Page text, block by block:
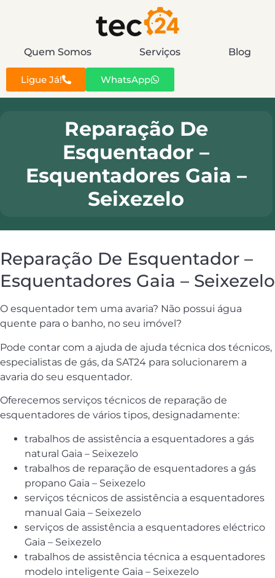
Quem Somos Serviços Blog
Ligue Já! WhatsApp
Reparação De
Esquentador –
Esquentadores Gaia –
Seixezelo
Reparação De Esquentador –
Esquentadores Gaia – Seixezelo
O esquentador tem uma avaria? Não possui água
quente para o banho, no seu imóvel?
Pode contar com a ajuda de ajuda técnica dos técnicos,
especialistas de gás, da SAT24 para solucionarem a
avaria do seu esquentador.
Oferecemos serviços técnicos de reparação de
esquentadores de vários tipos, designadamente:
trabalhos de assistência a esquentadores a gás
natural Gaia – Seixezelo
trabalhos de reparação de esquentadores a gás
propano Gaia – Seixezelo
serviços técnicos de assistência a esquentadores
manual Gaia – Seixezelo
serviços de assistência a esquentadores eléctrico
Gaia – Seixezelo
trabalhos de assistência técnica a esquentadores
modelo inteligente Gaia – Seixezelo